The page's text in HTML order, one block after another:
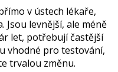
v ústech lékaře,
Jsou levnější, ale méně
let, potřebují častější
vhodné pro testování,
trvalou změnu.